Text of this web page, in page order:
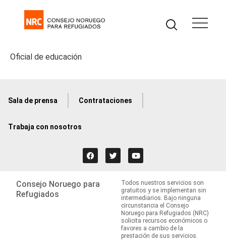
Oficial de educación
Sala de prensa Contrataciones
Trabaja con nosotros
Consejo Noruego para
Refugiados
Todos nuestros servicios son
gratuitos y se implementan sin
intermediarios. Bajo ninguna
circunstancia el Consejo
Noruego para Refugiados (NRC)
solicita recursos económicos o
favores a cambio de la
prestación de sus servicios.